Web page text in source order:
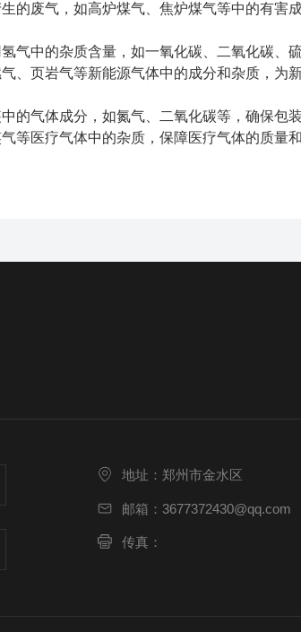
的废气，如高炉煤气、焦炉煤气等中的有害
气中的杂质含量，如一氧化碳、二氧化碳、
、页岩气等新能源气体中的成分和杂质，为
的气体成分，如氮气、二氧化碳等，确保包
等医疗气体中的杂质，保障医疗气体的质量
地址：郑州市金水区
邮箱：3677372430@qq.com
传真：